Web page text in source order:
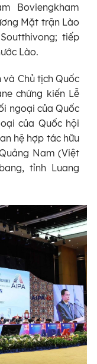
Boviengkham
Mặt trận Lào
tiếp
Lào.
và Chủ tịch Quốc
chứng kiến Lễ
ngoại của Quốc
của Quốc hội
hệ hợp tác hữu
Nam (Việt
tỉnh Luang